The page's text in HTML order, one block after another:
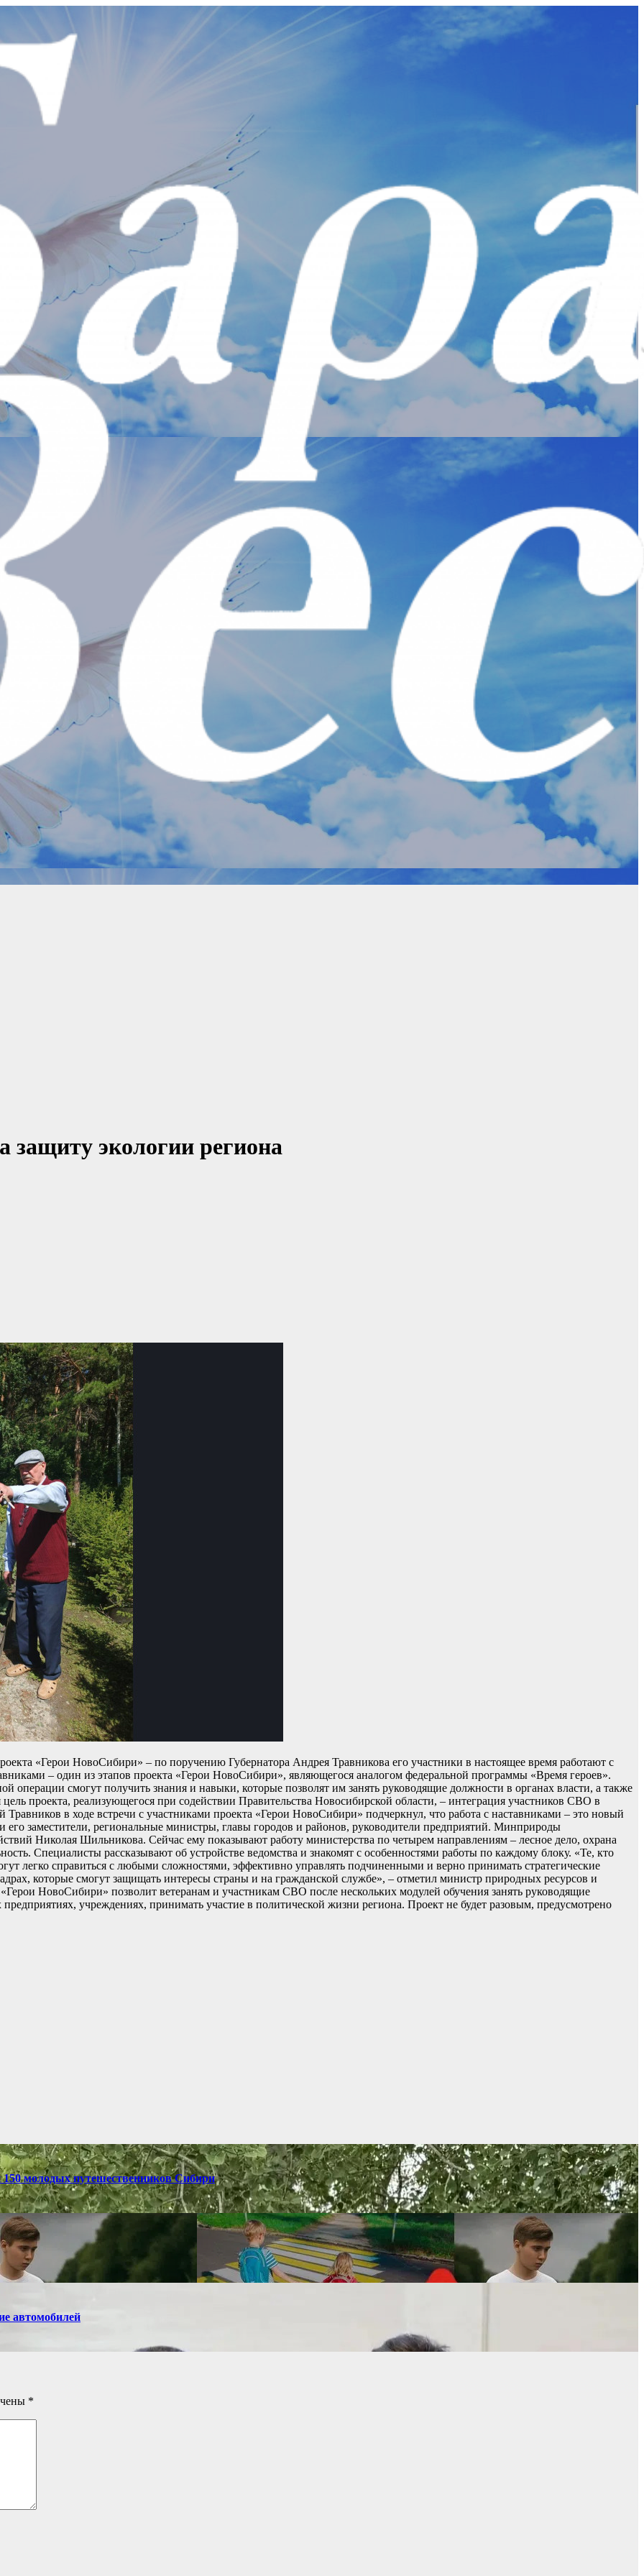
защиту экологии региона
«Герои НовоСибири» – по поручению Губернатора Андрея Травникова его участники в настоящее время работают с
– один из этапов проекта «Герои НовоСибири», являющегося аналогом федеральной программы «Время героев».
операции смогут получить знания и навыки, которые позволят им занять руководящие должности в органах власти, а также
проекта, реализующегося при содействии Правительства Новосибирской области, – интеграция участников СВО в
в ходе встречи с участниками проекта «Герои НовоСибири» подчеркнул, что работа с наставниками – это новый
его заместители, региональные министры, главы городов и районов, руководители предприятий. Минприроды
Николая Шильникова. Сейчас ему показывают работу министерства по четырем направлениям – лесное дело, охрана
Специалисты рассказывают об устройстве ведомства и знакомят с особенностями работы по каждому блоку. «Те, кто
легко справиться с любыми сложностями, эффективно управлять подчиненными и верно принимать стратегические
которые смогут защищать интересы страны и на гражданской службе», – отметил министр природных ресурсов и
НовоСибири» позволит ветеранам и участникам СВО после нескольких модулей обучения занять руководящие
учреждениях, принимать участие в политической жизни региона. Проект не будет разовым, предусмотрено
150 молодых путешественников Сибири
автомобилей
*